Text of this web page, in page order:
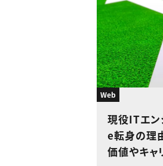
Web
現役ITエ
e転身の理
価値やキャ